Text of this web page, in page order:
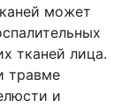
может
тканей лица.
травме
и